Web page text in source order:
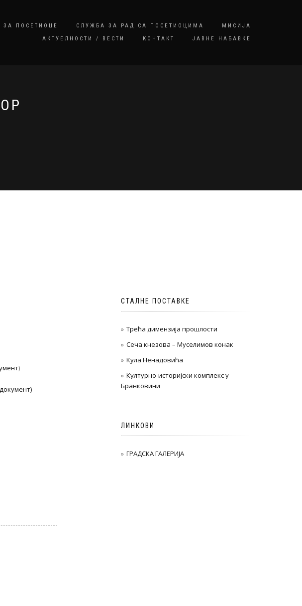
ЗА ПОСЕТИОЦЕ СЛУЖБА ЗА РАД СА ПОСЕТИОЦИМА
МИСИЈА
АКТУЕЛНОСТИ / ВЕСТИ
КОНТАКТ ЈАВНЕ НАБАВКЕ
)
СТАЛНЕ ПОСТАВКЕ
Трећа димензија прошлости
Сеча кнезова – Муселимов конак
Кула Ненадовића
Културно-историјски комплекс у
Бранковини
ЛИНКОВИ
ГРАДСКА ГАЛЕРИЈА